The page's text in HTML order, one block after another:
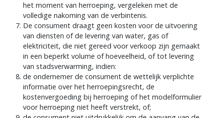
het moment van herroeping, vergeleken met de
volledige nakoming van de verbintenis.
De consument draagt geen kosten voor de uitvoering
van diensten of de levering van water, gas of
elektriciteit, die niet gereed voor verkoop zijn gemaakt
in een beperkt volume of hoeveelheid, of tot levering
van stadsverwarming, indien:
de ondernemer de consument de wettelijk verplichte
informatie over het herroepingsrecht, de
kostenvergoeding bij herroeping of het modelformulier
voor herroeping niet heeft verstrekt, of;